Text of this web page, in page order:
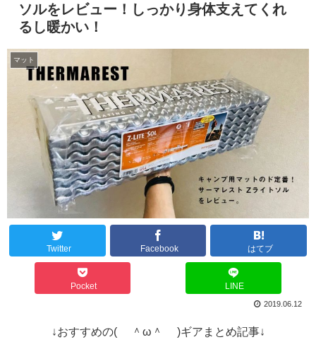
ソルをレビュー！しっかり身体支えてくれ
るし暖かい！
マット
Twitter Facebook はてブ
Pocket LINE
2019.06.12
↓おすすめの( ＾ω＾ )ギアまとめ記事↓